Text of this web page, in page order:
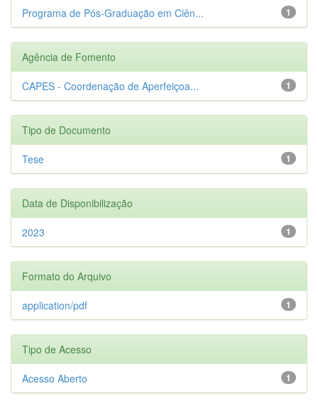
1
Programa de Pós-Graduação em Ciên...
Agência de Fomento
1
CAPES - Coordenação de Aperfeiçoa...
Tipo de Documento
1
Tese
Data de Disponibilização
1
2023
Formato do Arquivo
1
application/pdf
Tipo de Acesso
1
Acesso Aberto